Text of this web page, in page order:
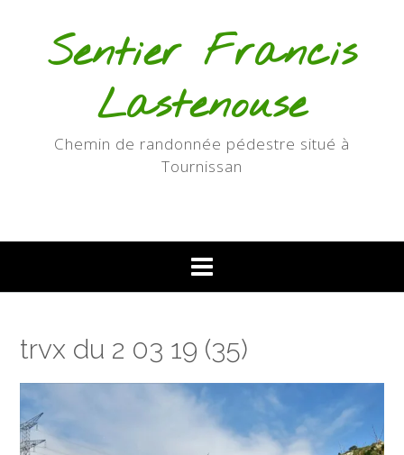
Sentier Francis
Lastenouse
Chemin de randonnée pédestre situé à
Tournissan
trvx du 2 03 19 (35)